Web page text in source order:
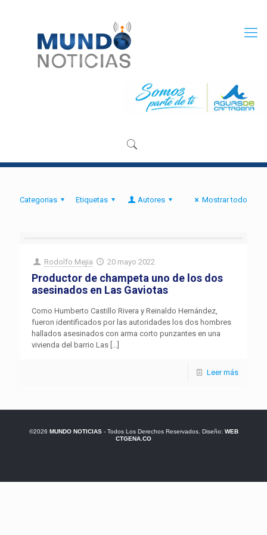
Categorias Etiquetas Autores Mostrar todo
Rodolfo Mejia 20 mayo 2022
Productor de champeta uno de los dos
asesinados en Las Gaviotas
Como Humberto Castillo Rivera y Reinaldo Hernández,
fueron identificados por las autoridades los dos hombres
hallados asesinados con arma corto punzantes en una
vivienda del barrio Las […]
Leer más
©2026 MUNDO NOTICIAS- Todos Los Derechos Reservados. Diseño: WEB
CTGENA.CO